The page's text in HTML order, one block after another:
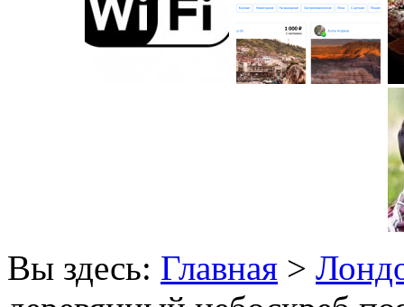
Вы здесь: Главная >